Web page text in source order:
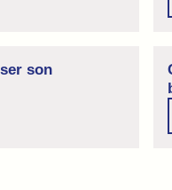
son